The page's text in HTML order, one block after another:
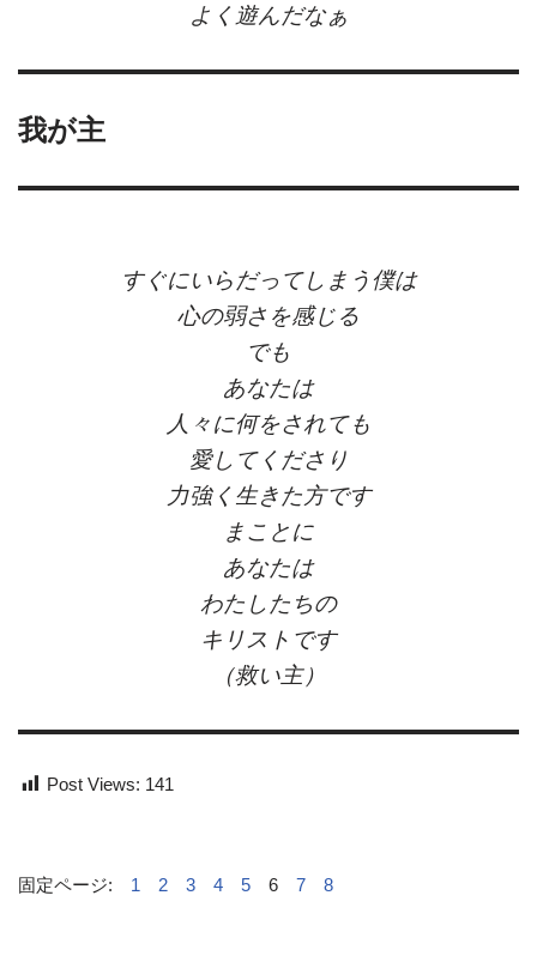
よく遊んだなぁ
我が主
すぐにいらだってしまう僕は
心の弱さを感じる
でも
あなたは
人々に何をされても
愛してくださり
力強く生きた方です
まことに
あなたは
わたしたちの
キリストです
（救い主）
Post Views: 141
固定ページ: 1 2 3 4 5 6 7 8